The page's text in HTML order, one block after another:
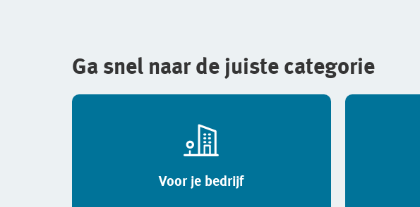
Ga snel naar de juiste categorie
Voor je bedrijf